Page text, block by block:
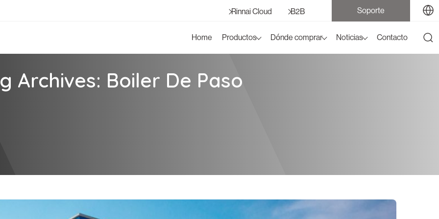
Rinnai Cloud B2B Soporte
Home Productos Dónde comprar Noticias Contacto
Archives: Boiler De Paso